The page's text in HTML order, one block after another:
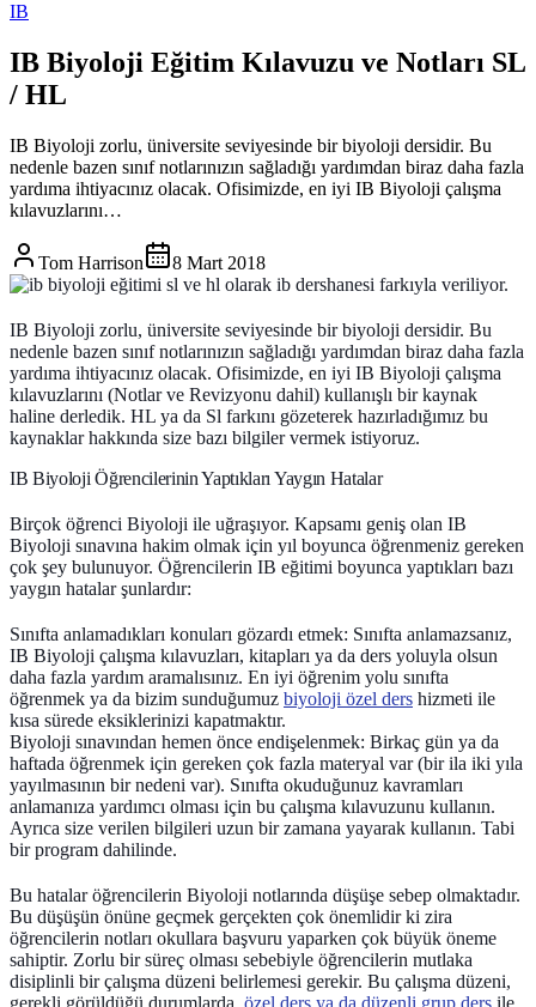
IB
IB Biyoloji Eğitim Kılavuzu ve Notları SL
/ HL
IB Biyoloji zorlu, üniversite seviyesinde bir biyoloji dersidir. Bu
nedenle bazen sınıf notlarınızın sağladığı yardımdan biraz daha fazla
yardıma ihtiyacınız olacak. Ofisimizde, en iyi IB Biyoloji çalışma
kılavuzlarını…
Tom Harrison 8 Mart 2018
IB Biyoloji zorlu, üniversite seviyesinde bir biyoloji dersidir. Bu
nedenle bazen sınıf notlarınızın sağladığı yardımdan biraz daha fazla
yardıma ihtiyacınız olacak. Ofisimizde, en iyi IB Biyoloji çalışma
kılavuzlarını (Notlar ve Revizyonu dahil) kullanışlı bir kaynak
haline derledik. HL ya da Sl farkını gözeterek hazırladığımız bu
kaynaklar hakkında size bazı bilgiler vermek istiyoruz.
IB Biyoloji Öğrencilerinin Yaptıkları Yaygın Hatalar
Birçok öğrenci Biyoloji ile uğraşıyor. Kapsamı geniş olan IB
Biyoloji sınavına hakim olmak için yıl boyunca öğrenmeniz gereken
çok şey bulunuyor. Öğrencilerin IB eğitimi boyunca yaptıkları bazı
yaygın hatalar şunlardır:
Sınıfta anlamadıkları konuları gözardı etmek: Sınıfta anlamazsanız,
IB Biyoloji çalışma kılavuzları, kitapları ya da ders yoluyla olsun
daha fazla yardım aramalısınız. En iyi öğrenim yolu sınıfta
öğrenmek ya da bizim sunduğumuz biyoloji özel ders hizmeti ile
kısa sürede eksiklerinizi kapatmaktır.
Biyoloji sınavından hemen önce endişelenmek: Birkaç gün ya da
haftada öğrenmek için gereken çok fazla materyal var (bir ila iki yıla
yayılmasının bir nedeni var). Sınıfta okuduğunuz kavramları
anlamanıza yardımcı olması için bu çalışma kılavuzunu kullanın.
Ayrıca size verilen bilgileri uzun bir zamana yayarak kullanın. Tabi
bir program dahilinde.
Bu hatalar öğrencilerin Biyoloji notlarında düşüşe sebep olmaktadır.
Bu düşüşün önüne geçmek gerçekten çok önemlidir ki zira
öğrencilerin notları okullara başvuru yaparken çok büyük öneme
sahiptir. Zorlu bir süreç olması sebebiyle öğrencilerin mutlaka
disiplinli bir çalışma düzeni belirlemesi gerekir. Bu çalışma düzeni,
gerekli görüldüğü durumlarda, özel ders ya da düzenli grup ders ile